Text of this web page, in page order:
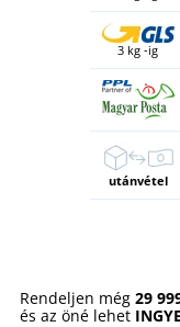
3 kg -ig
utánvétel
Rendeljen még 29
és az öné lehet